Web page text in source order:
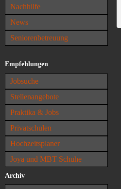
Nachhilfe
News
Seniorenbetreuung
Empfehlungen
Jobsuche
Stellenangebote
Praktika & Jobs
Privatschulen
Hochzeitsplaner
Joya und MBT Schuhe
Archiv